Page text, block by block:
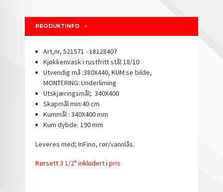
PRODUKTINFO
Art,nr, 521571 - 18128407
Kjøkkenvask i rustfritt stål 18/10
Utvendig må :380X440, KUM:se bilde,
MONTERING: Underliming
Utskjæringsmål; 340X400
Skapmål min:40 cm
Kummål : 340X400 mm
Kum dybde: 190 mm
Leveres med; InFino, rør/vannlås.
Rørsett 3 1/2" inkludert i pris